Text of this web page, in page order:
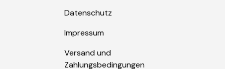
Datenschutz
Impressum
Versand und
Zahlungsbedingungen